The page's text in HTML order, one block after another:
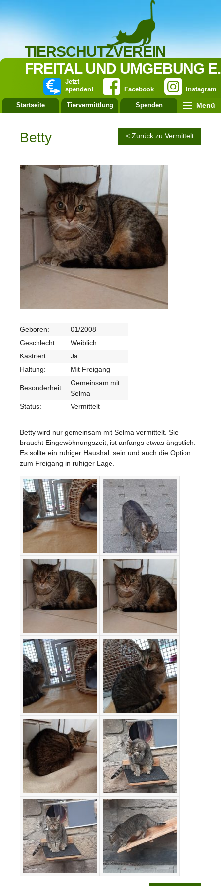
TIERSCHUTZVEREIN
FREITAL UND UMGEBUNG
Instagram
Facebook
Jetzt
spenden!
Startseite Tiervermittlung Spenden Menü
Betty < Zurück zu Vermittelt
Geboren:
01/2008
Geschlecht:
Weiblich
Kastriert:
Ja
Haltung:
Mit Freigang
Besonderheit:
Gemeinsam mit
Selma
Status:
Vermittelt
Betty wird nur gemeinsam mit Selma vermittelt. Sie
braucht Eingewöhnungszeit, ist anfangs etwas ängstlich.
Es sollte ein ruhiger Haushalt sein und auch die Option
zum Freigang in ruhiger Lage.